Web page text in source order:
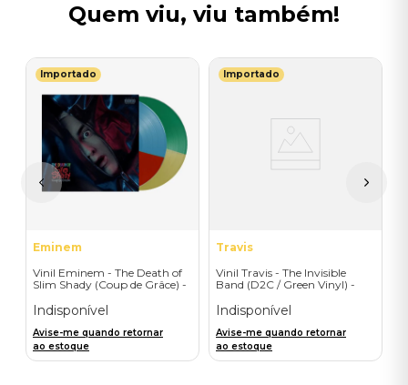
Quem viu, viu também!
Importado
Eminem
Vinil Eminem - The Death of
Slim Shady (Coup de Grâce) -
Indisponível
Avise-me quando retornar
ao estoque
Importado
Travis
Vinil Travis - The Invisible
Band (D2C / Green Vinyl) -
Indisponível
Avise-me quando retornar
ao estoque